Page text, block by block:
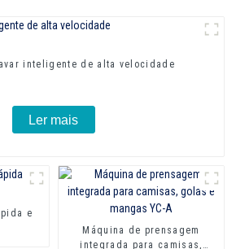
inteligente de alta velocidade
Ler mais
e
Máquina de prensagem
integrada para camisas,